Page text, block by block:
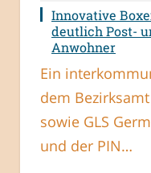
Innovative
deutlich Post-
Anwohner
Ein
dem
sowie GLS
und der PIN…